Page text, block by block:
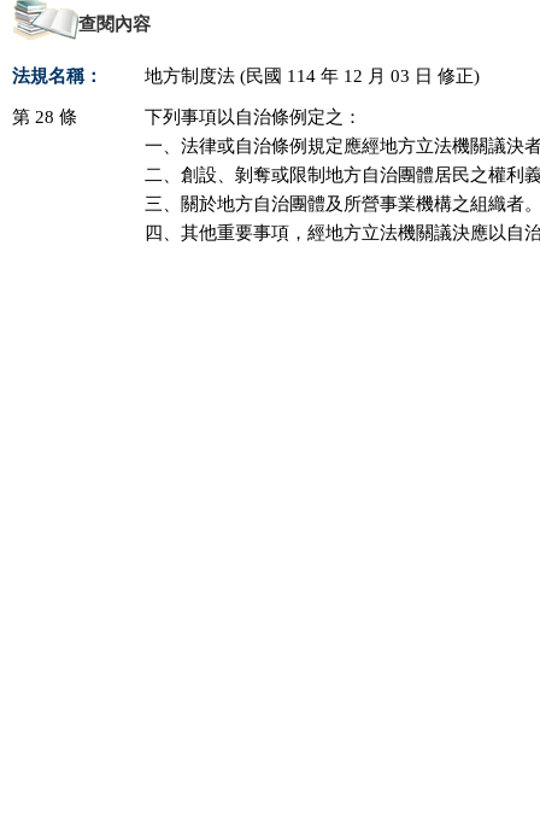
查閱內容
法規名稱： 地方制度法 (民國 114 年 12 月 03 日 修正)
第 28 條
下列事項以自治條例定之：
一、法律或自治條例規定應經地方立法機關議決
二、創設、剝奪或限制地方自治團體居民之權利
三、關於地方自治團體及所營事業機構之組織者
四、其他重要事項，經地方立法機關議決應以自